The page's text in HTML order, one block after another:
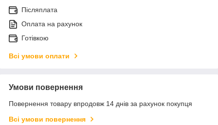
Післяплата
Оплата на рахунок
Готівкою
Всі умови оплати
Умови повернення
Повернення товару впродовж 14 днів за рахунок покупця
Всі умови повернення